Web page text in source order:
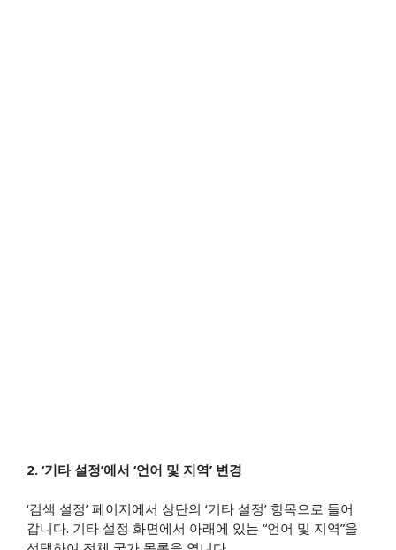
2. ‘기타 설정’에서 ‘언어 및 지역’ 변경
‘검색 설정’ 페이지에서 상단의 ‘기타 설정’ 항목으로 들어
갑니다. 기타 설정 화면에서 아래에 있는 “언어 및 지역”을